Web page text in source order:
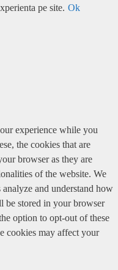
pe site. Ok
experience while you
the cookies that are
browser as they are
of the website. We
and understand how
be stored in your browser
option to opt-out of these
cookies may affect your